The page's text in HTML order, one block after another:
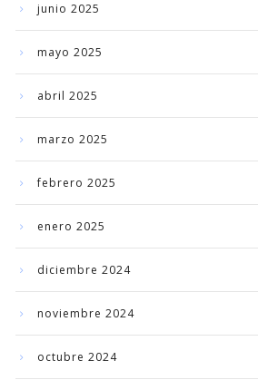
junio 2025
mayo 2025
abril 2025
marzo 2025
febrero 2025
enero 2025
diciembre 2024
noviembre 2024
octubre 2024